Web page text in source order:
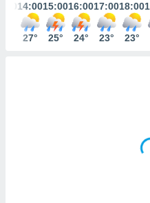
botón
a la
CONTINUAR
CONFIGURACIÓN
14:00
27°
15:00
25°
16:00
24°
17:00
23°
18:00
23°